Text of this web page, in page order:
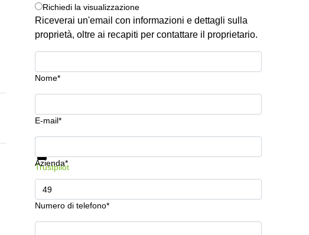
Richiedi la visualizzazione
Riceverai un'email con informazioni e dettagli sulla
proprietà, oltre ai recapiti per contattare il proprietario.
Nome*
E-mail*
Azienda*
Numero di telefono*
Mostra prezzi e maggiori informazioni
Trustpilot